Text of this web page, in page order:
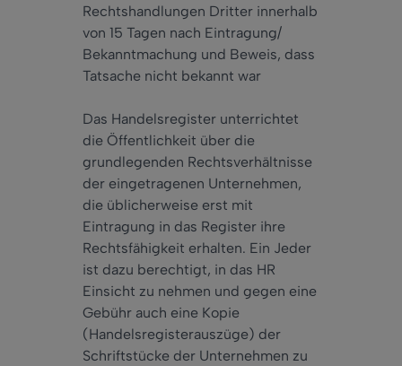
Rechtshandlungen Dritter innerhalb
von 15 Tagen nach Eintragung/
Bekanntmachung und Beweis, dass
Tatsache nicht bekannt war
Das Handelsregister unterrichtet
die Öffentlichkeit über die
grundlegenden Rechtsverhältnisse
der eingetragenen Unternehmen,
die üblicherweise erst mit
Eintragung in das Register ihre
Rechtsfähigkeit erhalten. Ein Jeder
ist dazu berechtigt, in das HR
Einsicht zu nehmen und gegen eine
Gebühr auch eine Kopie
(Handelsregisterauszüge) der
Schriftstücke der Unternehmen zu